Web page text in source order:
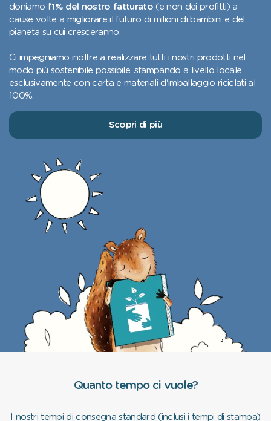
doniamo l'1% del nostro fatturato (e non dei profitti) a
cause volte a migliorare il futuro di milioni di bambini e del
pianeta su cui cresceranno.
Ci impegniamo inoltre a realizzare tutti i nostri prodotti nel
modo più sostenibile possibile, stampando a livello locale
esclusivamente con carta e materiali d'imballaggio riciclati al
100%.
Scopri di più
Quanto tempo ci vuole?
I nostri tempi di consegna standard (inclusi i tempi di stampa)